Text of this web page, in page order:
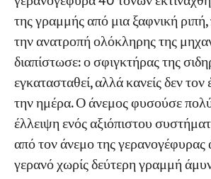
Εργα
Blogs
Νέα
Εφαρμογές
Σχετικά με εμάς
Επικοινωνήστε μαζί μας
σφιγκτήρας ράγας
Πώς να επιλέξετε σφιγκτήρα
Χειροκίνητο, ηλεκτρικό,
ελατήριο: Σημαντικές διαφορές
εφαρμογής
Χειροκίνητος σφιγκτήρας
αλλά στοιχηματίζει στο "Οι
ξεχάσουν"
της γραμμής από μια ξαφνική
την ανατροπή ολόκληρης της
διαπίστωσε: ο σφιγκτήρας της
εγκατασταθεί, αλλά κανείς δεν τον
την ημέρα. Ο άνεμος φυσούσε
έλλειψη ενός αξιόπιστου
από τον άνεμο της
γερανό χωρίς δεύτερη γραμμή